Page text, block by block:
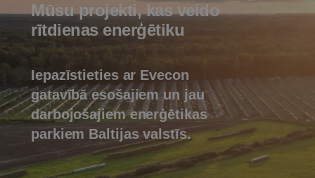
Mūsu projekti, kasveido
rītdienas enerģētiku
Iepazīstieties ar Evecon
gatavībā esošajiem un jau
darbojošajiem enerģētikas
parkiem Baltijas valstīs.